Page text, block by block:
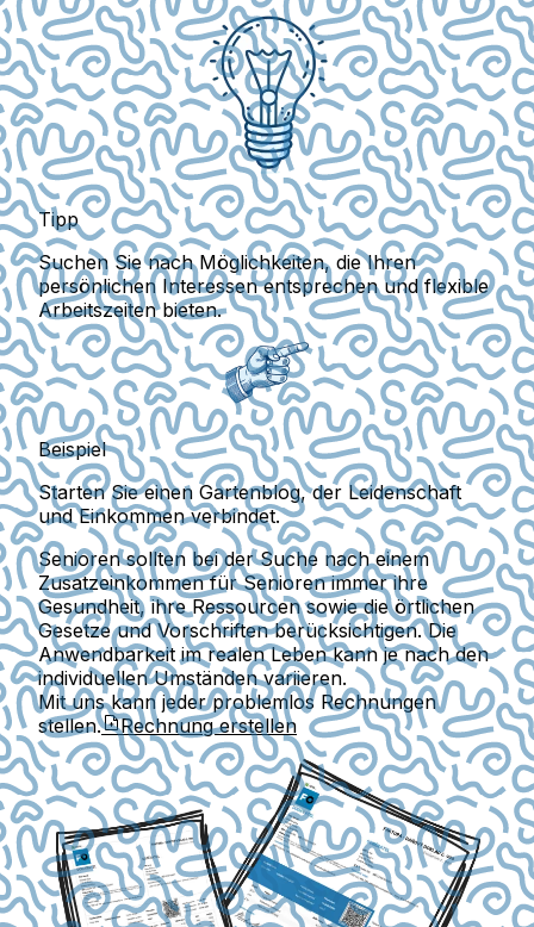
Tipp
Suchen Sie nach Möglichkeiten, die Ihren
persönlichen Interessen entsprechen und flexible
Arbeitszeiten bieten.
Beispiel
Starten Sie einen Gartenblog, der Leidenschaft
und Einkommen verbindet.
Senioren sollten bei der Suche nach einem
Zusatzeinkommen für Senioren immer ihre
Gesundheit, ihre Ressourcen sowie die örtlichen
Gesetze und Vorschriften berücksichtigen. Die
Anwendbarkeit im realen Leben kann je nach den
individuellen Umständen variieren.
Mit uns kann jeder problemlos Rechnungen
stellen.
Rechnung erstellen